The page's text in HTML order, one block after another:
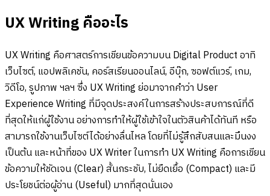
UX Writing คืออะไร
UX Writing คือศาสตร์การเขียนข้อความบน Digital Product อาทิ
เว็บไซต์, แอปพลิเคชัน, คอร์สเรียนออนไลน์, อีบุ๊ก, ซอฟต์แวร์, เกม,
วิดีโอ, รูปภาพ ฯลฯ ซึ่ง UX Writing ย่อมาจากคำว่า User
Experience Writing ที่มีจุดประสงค์ในการสร้างประสบการณ์ที่ดี
ที่สุดให้แก่ผู้ใช้งาน อย่างการทำให้ผู้ใช้เข้าใจในตัวสินค้าได้ทันที หรือ
สามารถใช้งานเว็บไซต์ได้อย่างลื่นไหล โดยที่ไม่รู้สึกสับสนและมึนงง
เป็นต้น และหน้าที่ของ UX Writer ในการทำ UX Writing คือการเขียน
ข้อความให้ชัดเจน (Clear) สั้นกระชับ, ไม่ยืดเยื้อ (Compact) และมี
ประโยชน์ต่อผู้อ่าน (Useful) มากที่สุดนั่นเอง